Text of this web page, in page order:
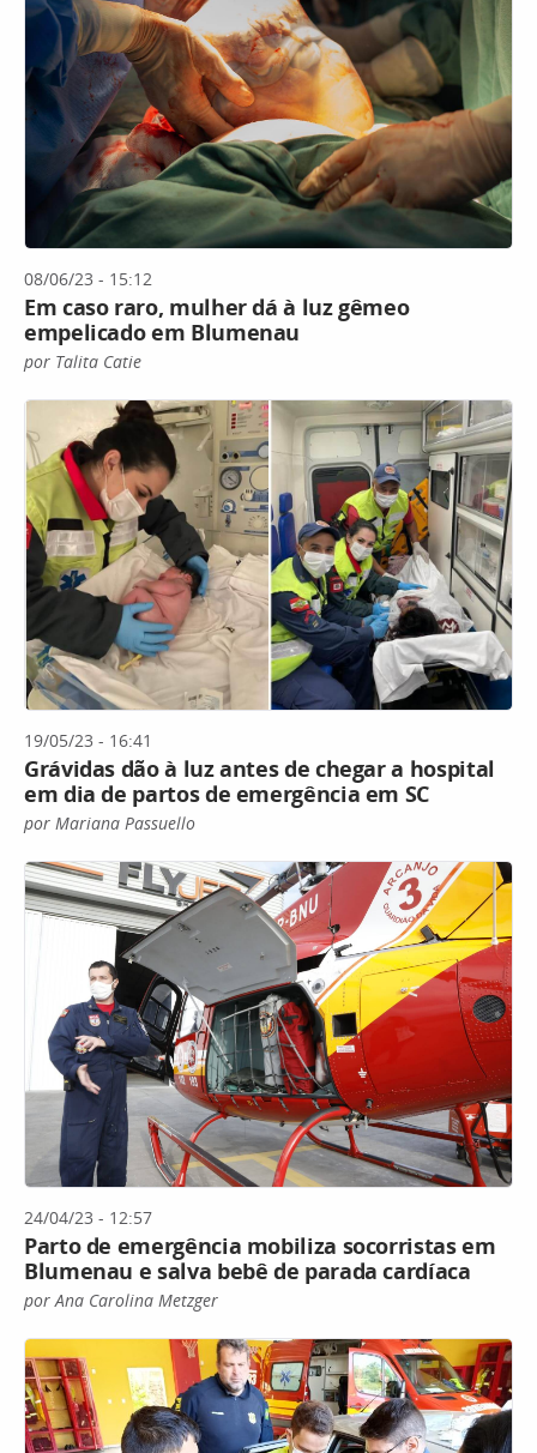
08/06/23 - 15:12
Em caso raro, mulher dá à luz gêmeo
empelicado em Blumenau
por Talita Catie
19/05/23 - 16:41
Grávidas dão à luz antes de chegar a hospital
em dia de partos de emergência em SC
por Mariana Passuello
24/04/23 - 12:57
Parto de emergência mobiliza socorristas em
Blumenau e salva bebê de parada cardíaca
por Ana Carolina Metzger